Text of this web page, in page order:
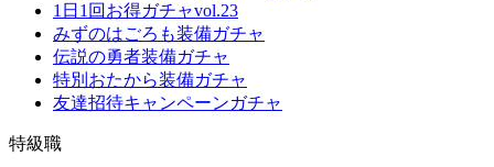
1日1回お得ガチャvol.23
みずのはごろも装備ガチャ
伝説の勇者装備ガチャ
特別おたから装備ガチャ
友達招待キャンペーンガチャ
特級職